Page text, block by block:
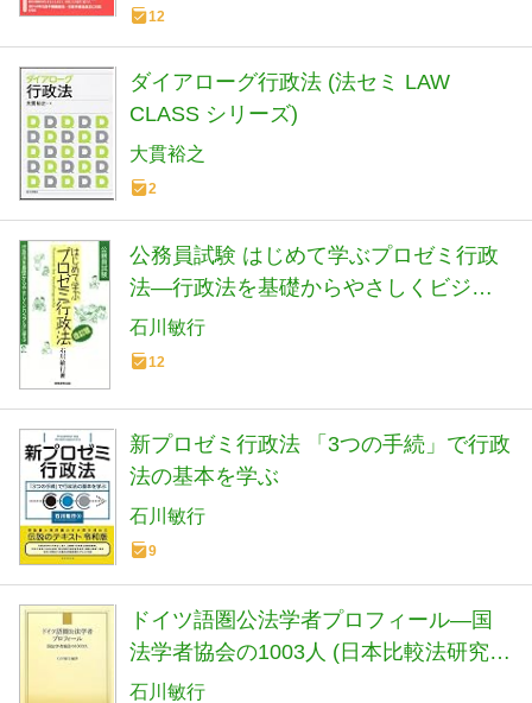
12
ダイアローグ行政法 (法セミ LAW
CLASS シリーズ)
大貫裕之
2
公務員試験 はじめて学ぶプロゼミ行政
法―行政法を基礎からやさしくビジュ
アルに学ぶ
石川敏行
12
新プロゼミ行政法 「3つの手続」で行政
法の基本を学ぶ
石川敏行
9
ドイツ語圏公法学者プロフィール―国
法学者協会の1003人 (日本比較法研究所
資料叢書)
石川敏行